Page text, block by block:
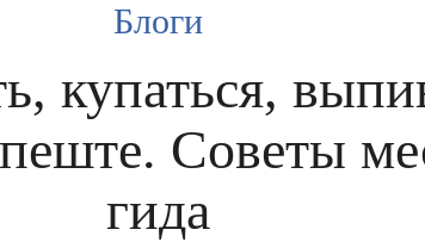
Блоги
купаться,
Советы
гида